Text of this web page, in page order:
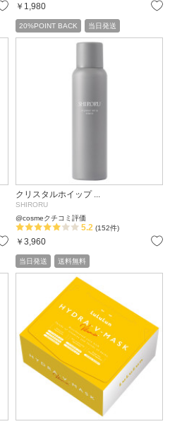
お気に入り
￥1,980
お気に入り
20%POINT BACK 当日発送
クリスタルホイップ ...
SHIRORU
@cosmeクチコミ評価
5.2 (152件)
￥3,960
当日発送 送料無料